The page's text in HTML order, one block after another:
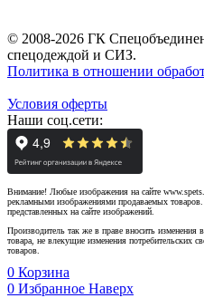
© 2008-2026 ГК
спецодеждой и СИЗ.
Политика в отношении
Условия оферты
Наши соц.сети:
Внимание! Любые изображения на сайте
рекламными изображениями продаваемых
представленных на сайте изображений.
Производитель так же в праве вносить изменения
товара, не влекущие изменения потребительских
товаров.
0 Корзина
0 Избранное Наверх